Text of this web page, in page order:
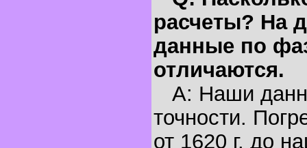
расчеты? На
данные по
отличаются.
A: Наши
точности.
от 1620 г. до